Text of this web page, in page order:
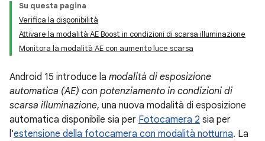
Su questa pagina
Verifica la disponibilità
Attivare la modalità AE Boost in condizioni di scarsa illuminazione
Monitora la modalità AE con aumento luce scarsa
Android 15 introduce la modalità di esposizione
automatica (AE) con potenziamento in condizioni di
scarsa illuminazione, una nuova modalità di esposizione
automatica disponibile sia per Fotocamera 2 sia per
l'estensione della fotocamera con modalità notturna. La